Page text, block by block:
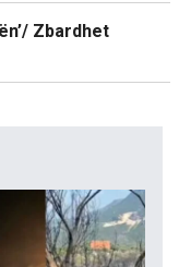
Zbardhet